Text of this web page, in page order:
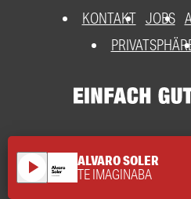
KONTAKT JOBS
play_arrow ALVARO SOLER
TE IMAGINABA